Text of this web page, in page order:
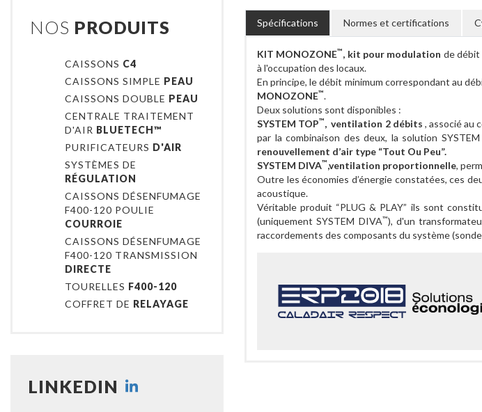
NOS PRODUITS
CAISSONS C4
CAISSONS SIMPLE PEAU
CAISSONS DOUBLE PEAU
CENTRALE TRAITEMENT
D'AIR BLUETECH™
PURIFICATEURS D'AIR
SYSTÈMES DE
RÉGULATION
CAISSONS DÉSENFUMAGE
F400-120 POULIE
COURROIE
CAISSONS DÉSENFUMAGE
F400-120 TRANSMISSION
DIRECTE
TOURELLES F400-120
COFFRET DE RELAYAGE
LINKEDIN
Spécifications Normes et certifications
KIT MONOZONE™, kit pour modulation de débit
à l'occupation des locaux.
En principe, le débit minimum correspondant au
MONOZONE™.
Deux solutions sont disponibles :
SYSTEM TOP™, ventilation 2 débits , associé au
par la combinaison des deux, la solution
renouvellement d’air type “Tout Ou Peu”.
SYSTEM DIVA™,ventilation proportionnelle,
Outre les économies d’énergie constatées, ces
acoustique.
Véritable produit “PLUG & PLAY” ils sont
(uniquement SYSTEM DIVA™), d'un
raccordements des composants du système